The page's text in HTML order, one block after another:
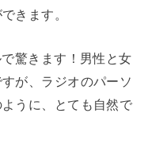
きます。
驚きます！男性と女
が、ラジオのパーソ
うに、とても自然で